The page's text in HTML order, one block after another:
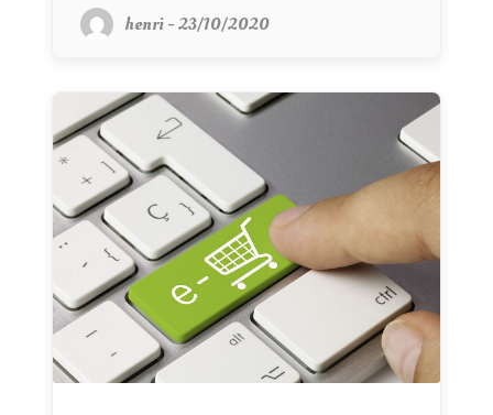
henri - 23/10/2020